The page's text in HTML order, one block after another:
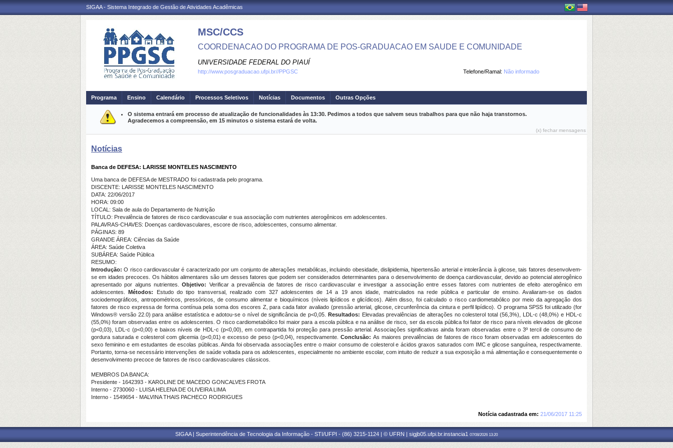
SIGAA - Sistema Integrado de Gestão de Atividades Acadêmicas
MSC/CCS
COORDENACAO DO PROGRAMA DE POS-GRADUACAO EM SAUDE E COMUNIDADE
UNIVERSIDADE FEDERAL DO PIAUÍ
Telefone/Ramal: Não informado
http://www.posgraduacao.ufpi.br//PPGSC
Programa Ensino Calendário Processos Seletivos Notícias Documentos Outras Opções
O sistema entrará em processo de atualização de funcionalidades às 13:30. Pedimos a todos que salvem seus trabalhos para que não haja transtornos.
Agradecemos a compreensão, em 15 minutos o sistema estará de volta.
(x) fechar mensagens
Notícias
Banca de DEFESA: LARISSE MONTELES NASCIMENTO
Uma banca de DEFESA de MESTRADO foi cadastrada pelo programa.
DISCENTE: LARISSE MONTELES NASCIMENTO
DATA: 22/06/2017
HORA: 09:00
LOCAL: Sala de aula do Departamento de Nutrição
TÍTULO: Prevalência de fatores de risco cardiovascular e sua associação com nutrientes aterogênicos em adolescentes.
PALAVRAS-CHAVES: Doenças cardiovasculares, escore de risco, adolescentes, consumo alimentar.
PÁGINAS: 89
GRANDE ÁREA: Ciências da Saúde
ÁREA: Saúde Coletiva
SUBÁREA: Saúde Pública
RESUMO:
Introdução:O risco cardiovascular é caracterizado por um conjunto de alterações metabólicas, incluindo obesidade, dislipidemia, hipertensão arterial e intolerância à glicose, tais fatores desenvolvem-
se em idades precoces. Os hábitos alimentares são um desses fatores que podem ser considerados determinantes para o desenvolvimento de doença cardiovascular, devido ao potencial aterogênico
apresentado por alguns nutrientes.Objetivo: Verificar a prevalência de fatores de risco cardiovascular e investigar a associação entre esses fatores com nutrientes de efeito aterogênico em
adolescentes.Métodos:
Estudo do tipo transversal, realizado com 327 adolescentes de 14 a 19 anos idade, matriculados na rede pública e particular de ensino. Avaliaram-se os dados
sociodemográficos, antropométricos, pressóricos, de consumo alimentar e bioquímicos (níveis lipídicos e glicídicos). Além disso, foi calculado o risco cardiometabólico por meio da agregação dos
fatores de risco expressa de forma contínua pela soma dos escores Z, para cada fator avaliado (pressão arterial, glicose, circunferência da cintura e perfil lipídico). O programa SPSS foi utilizado (for
Windows® versão 22.0) para análise estatística e adotou-se o nível de significância de p<0,05. Resultados: Elevadas prevalências de alterações no colesterol total (56,3%), LDL-c (48,0%) e HDL-c
(55,0%) foram observadas entre os adolescentes. O risco cardiometabólico foi maior para a escola pública e na análise de risco, ser da escola pública foi fator de risco para níveis elevados de glicose
(p<0,03), LDL-c (p<0,00) e baixos níveis de HDL-c (p<0,00), em contrapartida foi proteção para pressão arterial. Associações significativas ainda foram observadas entre o 3º tercil de consumo de
gordura saturada e colesterol com glicemia (p<0,01) e excesso de peso (p<0,04), respectivamente. Conclusão: As maiores prevalências de fatores de risco foram observadas em adolescentes do
sexo feminino e em estudantes de escolas públicas. Ainda foi observada associações entre o maior consumo de colesterol e ácidos graxos saturados com IMC e glicose sanguínea, respectivamente.
Portanto, torna-se necessário intervenções de saúde voltada para os adolescentes, especialmente no ambiente escolar, com intuito de reduzir a sua exposição a má alimentação e consequentemente o
desenvolvimento precoce de fatores de risco cardiovasculares clássicos.
MEMBROS DA BANCA:
Presidente - 1642393 - KAROLINE DE MACEDO GONCALVES FROTA
Interno - 2730060 - LUISA HELENA DE OLIVEIRA LIMA
Interno - 1549654 - MALVINA THAIS PACHECO RODRIGUES
Notícia cadastrada em: 21/06/2017 11:25
SIGAA | Superintendência de Tecnologia da Informação - STI/UFPI - (86) 3215-1124 | © UFRN | sigjb05.ufpi.br.instancia1 07/08/2026 13:20